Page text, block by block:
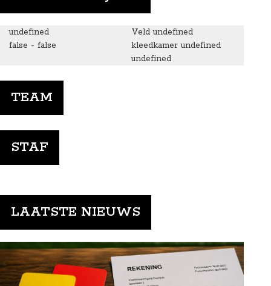
undefined
false - false
Veld undefined
kleedkamer undefined
undefined
TEAM
STAF
LAATSTE NIEUWS